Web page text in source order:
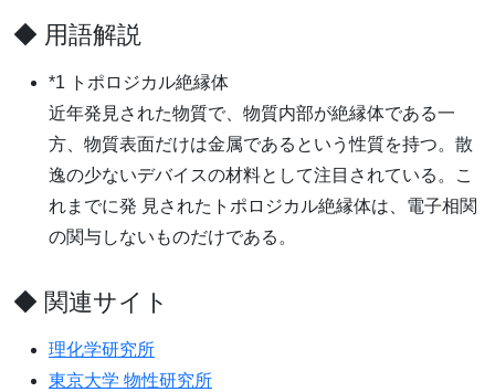
◆ 用語解説
*1 トポロジカル絶縁体
近年発見された物質で、物質内部が絶縁体である一
方、物質表面だけは金属であるという性質を持つ。散
逸の少ないデバイスの材料として注目されている。こ
れまでに発 見されたトポロジカル絶縁体は、電子相関
の関与しないものだけである。
◆ 関連サイト
理化学研究所
東京大学 物性研究所